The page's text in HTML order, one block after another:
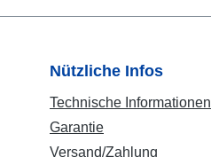
Nützliche Infos
Technische Informationen
Garantie
Versand/Zahlung